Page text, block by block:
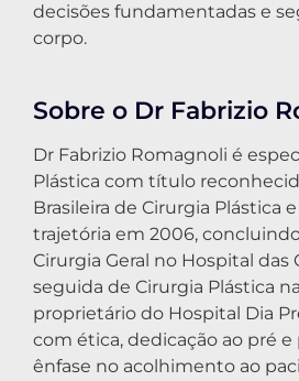
decisões fundamentadas e
corpo.
Sobre o Dr Fabrizio
Dr Fabrizio Romagnoli é
Plástica com título
Brasileira de Cirurgia Plástica
trajetória em 2006,
Cirurgia Geral no Hospital das
seguida de Cirurgia Plástica
proprietário do Hospital Dia
com ética, dedicação ao pré
ênfase no acolhimento ao